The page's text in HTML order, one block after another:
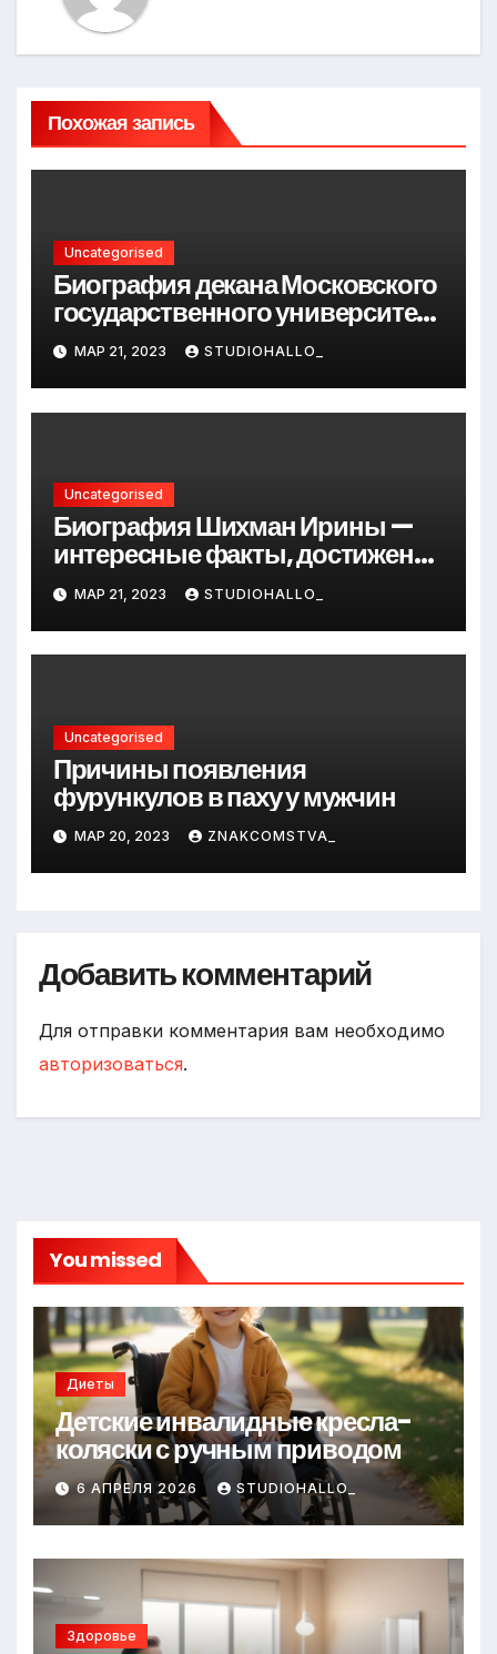
Похожая запись
Uncategorised
Биография декана Московского
государственного университета
Андрея Сидорова — от студента
до руководителя
МАР 21, 2023 STUDIOHALLO_
Uncategorised
Биография Шихман Ирины —
интересные факты, достижения
и путь к успеху
МАР 21, 2023 STUDIOHALLO_
Uncategorised
Причины появления
фурункулов в паху у мужчин
МАР 20, 2023 ZNAKCOMSTVA_
Добавить комментарий
Для отправки комментария вам необходимо
авторизоваться.
You missed
Диеты
Детские инвалидные кресла-
коляски с ручным приводом
6 АПРЕЛЯ 2026 STUDIOHALLO_
Здоровье